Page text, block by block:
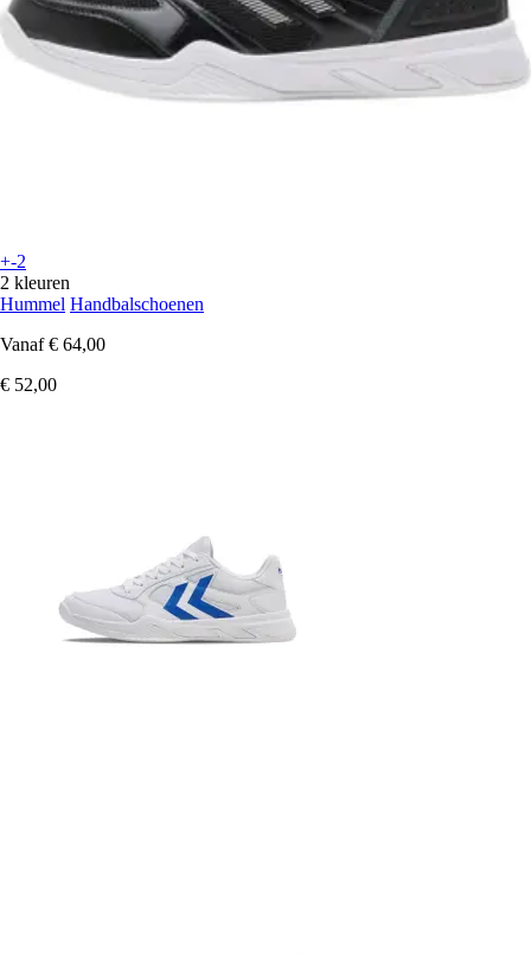
+-2
2 kleuren
Hummel Handbalschoenen
Vanaf € 64,00
€ 52,00